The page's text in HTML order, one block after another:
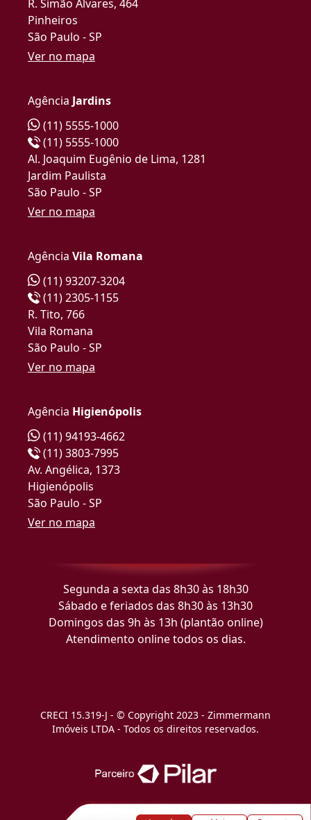
R. Simão Álvares, 464
Pinheiros
São Paulo - SP
Ver no mapa
Agência Jardins
(11) 5555-1000
(11) 5555-1000
Al. Joaquim Eugênio de Lima, 1281
Jardim Paulista
São Paulo - SP
Ver no mapa
Agência Vila Romana
(11) 93207-3204
(11) 2305-1155
R. Tito, 766
Vila Romana
São Paulo - SP
Ver no mapa
Agência Higienópolis
(11) 94193-4662
(11) 3803-7995
Av. Angélica, 1373
Higienópolis
São Paulo - SP
Ver no mapa
Segunda a sexta das 8h30 às 18h30
Sábado e feriados das 8h30 às 13h30
Domingos das 9h às 13h (plantão online)
Atendimento online todos os dias.
CRECI 15.319-J - © Copyright 2023 - Zimmermann
Imóveis LTDA - Todos os direitos reservados.